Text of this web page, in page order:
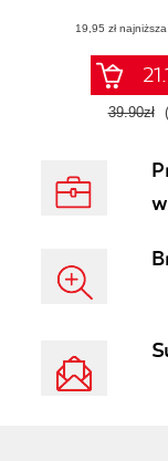
(19,95 zł
39.90zł